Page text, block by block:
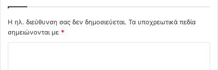
Η ηλ. διεύθυνση σας δεν δημοσιεύεται. Τα υποχρεωτικά πεδία
σημειώνονται με *